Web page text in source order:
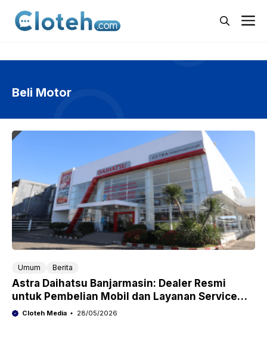
Beli Motor
Umum Berita
Astra Daihatsu Banjarmasin: Dealer Resmi
untuk Pembelian Mobil dan Layanan Service
Lengkap
Cloteh Media 28/05/2026